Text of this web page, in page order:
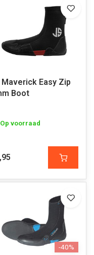
Easy Zip
Boot
Op voorraad
-40%